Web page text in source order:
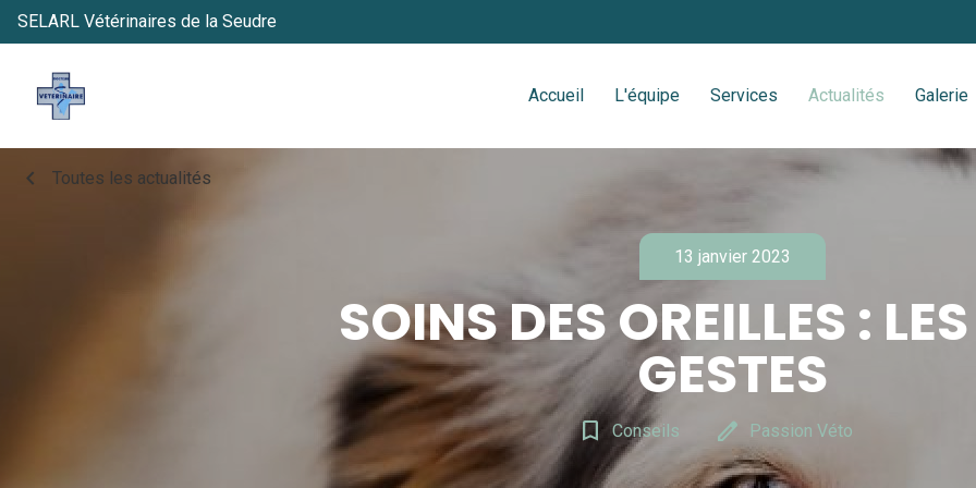
SELARL Vétérinaires de la Seudre
Accueil L'équipe Services Actualités Galerie
chevron_left Toutes les actualités
13 janvier 2023
SOINS DES OREILLES :
GESTES
bookmark_border Conseils edit Passion Véto